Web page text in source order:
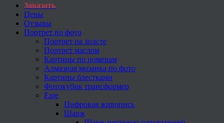
Заказать
Цены
Отзывы
Портрет по фото
Портрет на холсте
Портрет маслом
Картины по номерам
Алмазная мозаика по фото
Картины блестками
Фотокубик трансформер
Еще
Цифровая живопись
Шарж